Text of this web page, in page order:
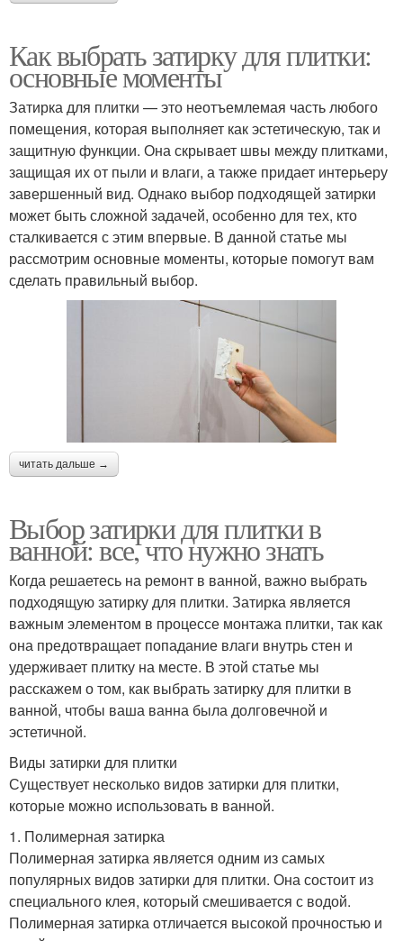
Как выбрать затирку для плитки:
основные моменты
Затирка для плитки — это неотъемлемая часть любого
помещения, которая выполняет как эстетическую, так и
защитную функции. Она скрывает швы между плитками,
защищая их от пыли и влаги, а также придает интерьеру
завершенный вид. Однако выбор подходящей затирки
может быть сложной задачей, особенно для тех, кто
сталкивается с этим впервые. В данной статье мы
рассмотрим основные моменты, которые помогут вам
сделать правильный выбор.
читать дальше →
Выбор затирки для плитки в
ванной: все, что нужно знать
Когда решаетесь на ремонт в ванной, важно выбрать
подходящую затирку для плитки. Затирка является
важным элементом в процессе монтажа плитки, так как
она предотвращает попадание влаги внутрь стен и
удерживает плитку на месте. В этой статье мы
расскажем о том, как выбрать затирку для плитки в
ванной, чтобы ваша ванна была долговечной и
эстетичной.
Виды затирки для плитки
Существует несколько видов затирки для плитки,
которые можно использовать в ванной.
1. Полимерная затирка
Полимерная затирка является одним из самых
популярных видов затирки для плитки. Она состоит из
специального клея, который смешивается с водой.
Полимерная затирка отличается высокой прочностью и